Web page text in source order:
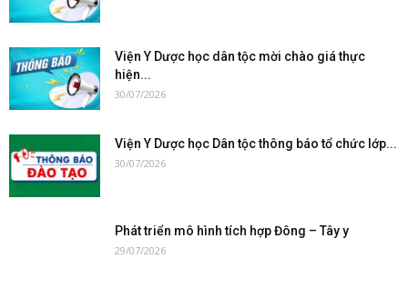
Viện Y Dược học dân tộc mời chào giá thực
hiện...
30/07/2026
Viện Y Dược học Dân tộc thông báo tổ chức lớp...
30/07/2026
Phát triển mô hình tích hợp Đông – Tây y
29/07/2026